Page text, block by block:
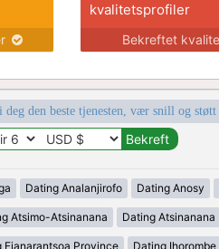
kvalitetsprofiler
Bekreftet
den beste tjenesten, vær snill og støtt
Dating Analanjirofo Dating Anosy
Atsimo-Atsinanana Dating Atsinanana
Fianarantsoa Province Dating Ihorombe